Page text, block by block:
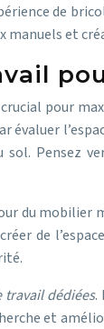
de
manuels et
pour
évaluer
Pensez
du
de
travail dédiées.
et